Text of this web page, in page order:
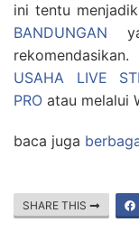
ini tentu
BANDUNGAN
USAHA LIVE
PRO atau melalui
baca juga
SHARE THIS